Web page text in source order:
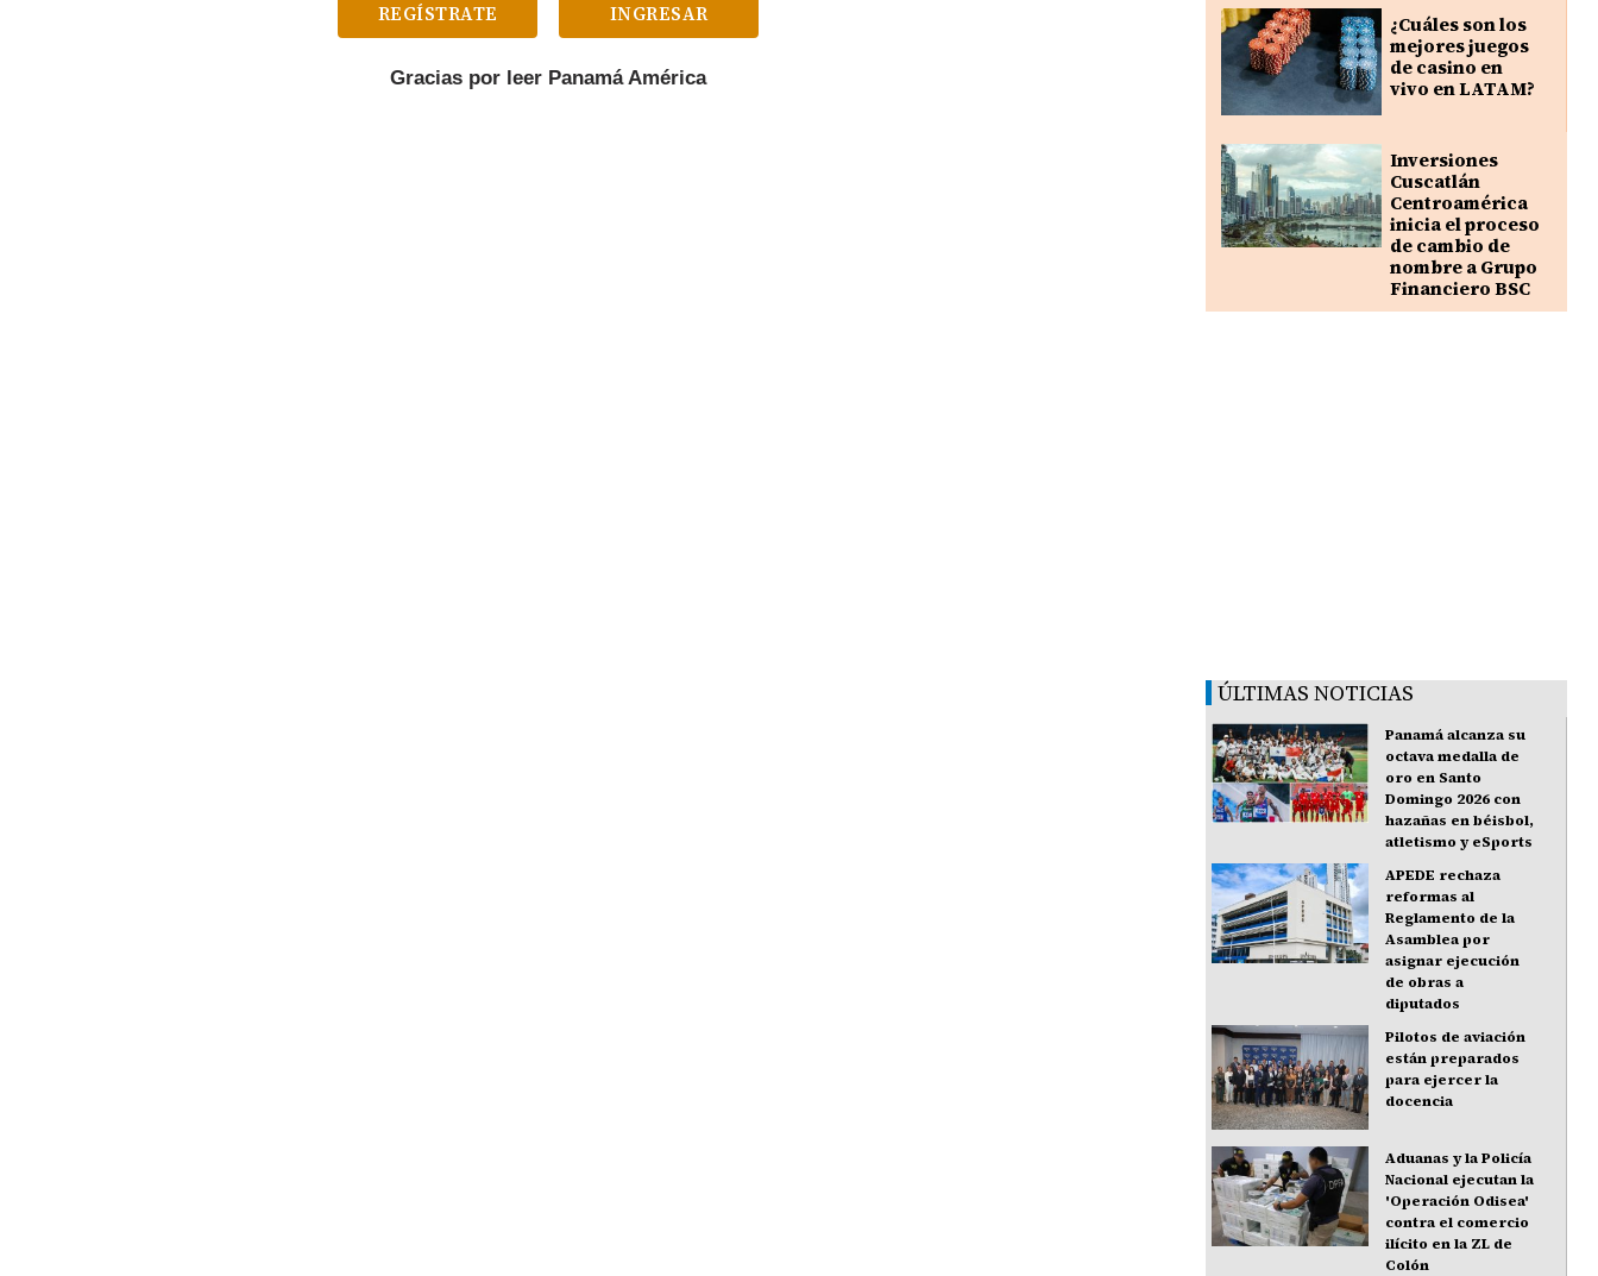
REGÍSTRATE INGRESAR
Gracias por leer Panamá América
¿Cuáles son los
mejores juegos
de casino en
vivo en LATAM?
Inversiones
Cuscatlán
Centroamérica
inicia el proceso
de cambio de
nombre a Grupo
Financiero BSC
ÚLTIMAS NOTICIAS
Panamá alcanza su
octava medalla de
oro en Santo
Domingo 2026 con
hazañas en béisbol,
atletismo y eSports
APEDE rechaza
reformas al
Reglamento de la
Asamblea por
asignar ejecución
de obras a
diputados
Pilotos de aviación
están preparados
para ejercer la
docencia
Aduanas y la Policía
Nacional ejecutan la
'Operación Odisea'
contra el comercio
ilícito en la ZL de
Colón